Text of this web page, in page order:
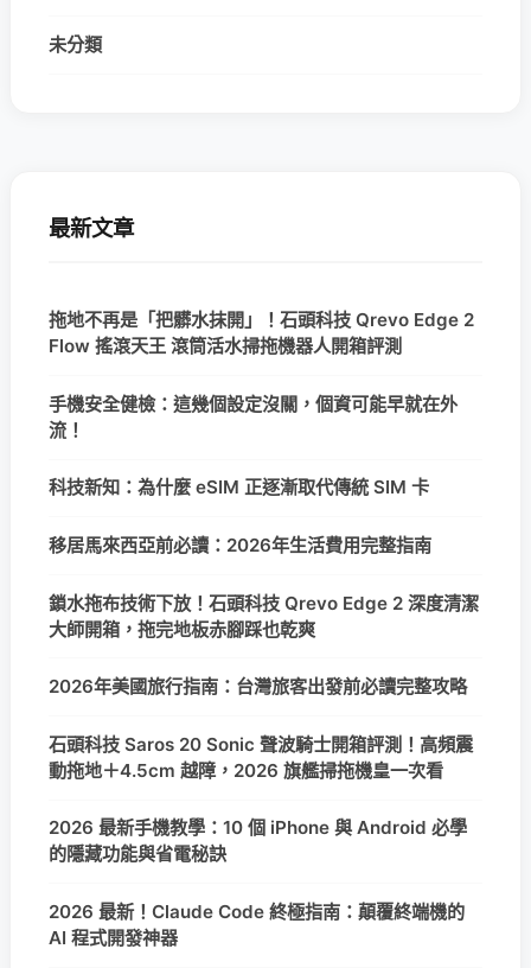
未分類
最新文章
拖地不再是「把髒水抹開」！石頭科技 Qrevo Edge 2
Flow 搖滾天王 滾筒活水掃拖機器人開箱評測
手機安全健檢：這幾個設定沒關，個資可能早就在外
流！
科技新知：為什麼 eSIM 正逐漸取代傳統 SIM 卡
移居馬來西亞前必讀：2026年生活費用完整指南
鎖水拖布技術下放！石頭科技 Qrevo Edge 2 深度清潔
大師開箱，拖完地板赤腳踩也乾爽
2026年美國旅行指南：台灣旅客出發前必讀完整攻略
石頭科技 Saros 20 Sonic 聲波騎士開箱評測！高頻震
動拖地＋4.5cm 越障，2026 旗艦掃拖機皇一次看
2026 最新手機教學：10 個 iPhone 與 Android 必學
的隱藏功能與省電秘訣
2026 最新！Claude Code 終極指南：顛覆終端機的
AI 程式開發神器